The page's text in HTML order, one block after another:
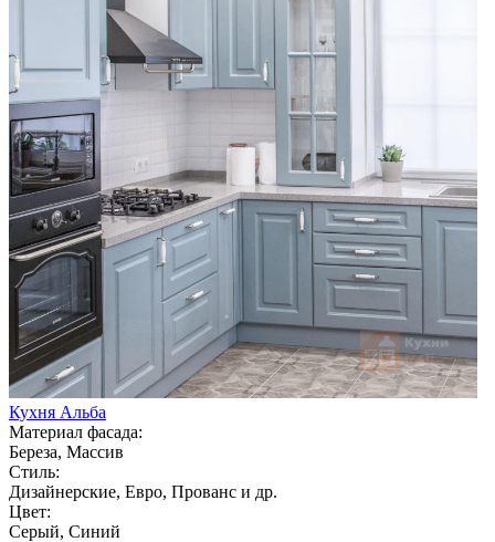
Кухня Альба
Материал фасада:
Береза, Массив
Стиль:
Дизайнерские, Евро, Прованс и др.
Цвет:
Серый, Синий